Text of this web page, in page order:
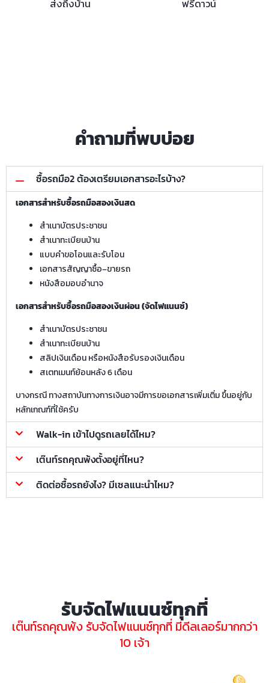
ส่งถึงบ้าน ฟรีดาวน์
คำถามที่พบบ่อย
ซื้อรถมือ2 ต้องเตรียมเอกสารอะไรบ้าง?
เอกสารสำหรับซื้อรถมือสองเงินสด
สำเนาบัตรประชาชน
สำเนาทะเบียนบ้าน
แบบคำขอโอนและรับโอน
เอกสารสัญญาซื้อ–ขายรถ
หนังสือมอบอำนาจ
เอกสารสำหรับซื้อรถมือสองเงินผ่อน (จัดไฟแนนซ์)
สำเนาบัตรประชาชน
สำเนาทะเบียนบ้าน
สลิปเงินเดือน หรือหนังสือรับรองเงินเดือน
สเตทเมนท์ย้อนหลัง 6 เดือน
บางกรณี ทางสถาบันทางการเงินอาจมีการขอเอกสารเพิ่มเติ่ม ขึ้นอยู่กับ
หลักเกณฑ์ที่ใช้ครับ
Walk-in เข้าไปดูรถเลยได้ไหม?
เต๊นท์รถคุณพ้งตั้งอยู่ที่ไหน?
ติดต่อซื้อรถยังไง? มีเซลแนะนำไหม?
รับจัดไฟแนนซ์ทุกที่
เต๊นท์รถคุณพ้ง รับจัดไฟแนนซ์ทุกที่ มีดีลเลอร์มากกว่า
10 เจ้า